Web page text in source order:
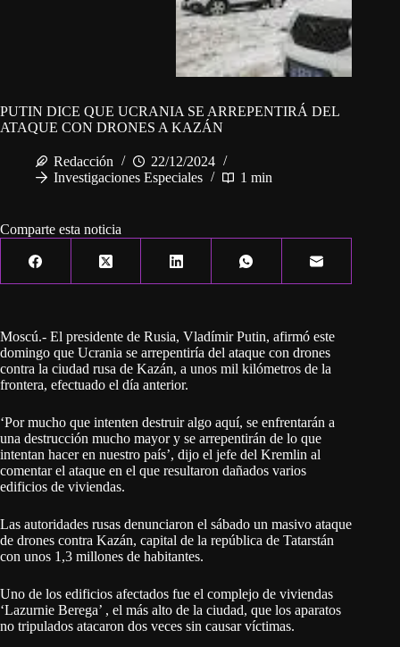
PUTIN DICE QUE UCRANIA SE ARREPENTIRÁ DEL
ATAQUE CON DRONES A KAZÁN
Redacción
22/12/2024
Investigaciones Especiales
1 min
Comparte esta noticia
Moscú.- El presidente de Rusia, Vladímir Putin, afirmó este
domingo que Ucrania se arrepentiría del ataque con drones
contra la ciudad rusa de Kazán, a unos mil kilómetros de la
frontera, efectuado el día anterior.
‘Por mucho que intenten destruir algo aquí, se enfrentarán a
una destrucción mucho mayor y se arrepentirán de lo que
intentan hacer en nuestro país’, dijo el jefe del Kremlin al
comentar el ataque en el que resultaron dañados varios
edificios de viviendas.
Las autoridades rusas denunciaron el sábado un masivo ataque
de drones contra Kazán, capital de la república de Tatarstán
con unos 1,3 millones de habitantes.
Uno de los edificios afectados fue el complejo de viviendas
‘Lazurnie Berega’ , el más alto de la ciudad, que los aparatos
no tripulados atacaron dos veces sin causar víctimas.